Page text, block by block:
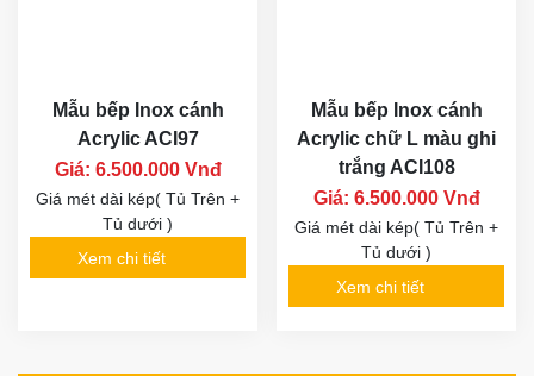
Mẫu bếp Inox cánh
Acrylic ACI97
Giá: 6.500.000 Vnđ
Giá mét dài kép( Tủ Trên +
Tủ dưới )
Xem chi tiết
Mẫu bếp Inox cánh
Acrylic chữ L màu ghi
trắng ACI108
Giá: 6.500.000 Vnđ
Giá mét dài kép( Tủ Trên +
Tủ dưới )
Xem chi tiết